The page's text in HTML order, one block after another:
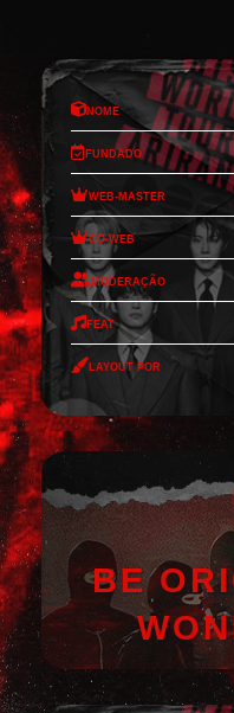
Nome
Fundado
Web-Master
Co-Web
Moderação
Feat
Layout por
BE